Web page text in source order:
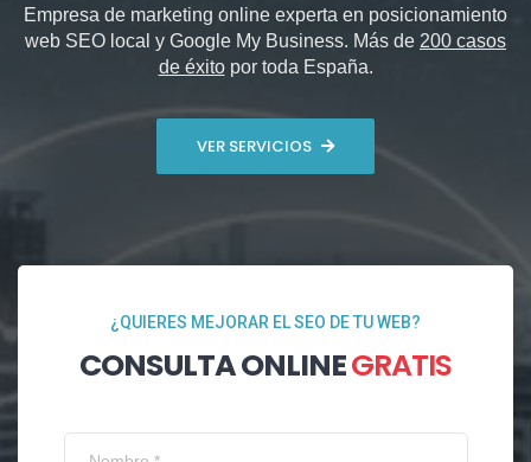
Empresa de marketing online experta en posicionamiento
web SEO local y Google My Business. Más de 200 casos
de éxitopor toda España.
VER SERVICIOS
¿QUIERES MEJORAR EL SEO DE TU WEB?
CONSULTA ONLINEGRATIS